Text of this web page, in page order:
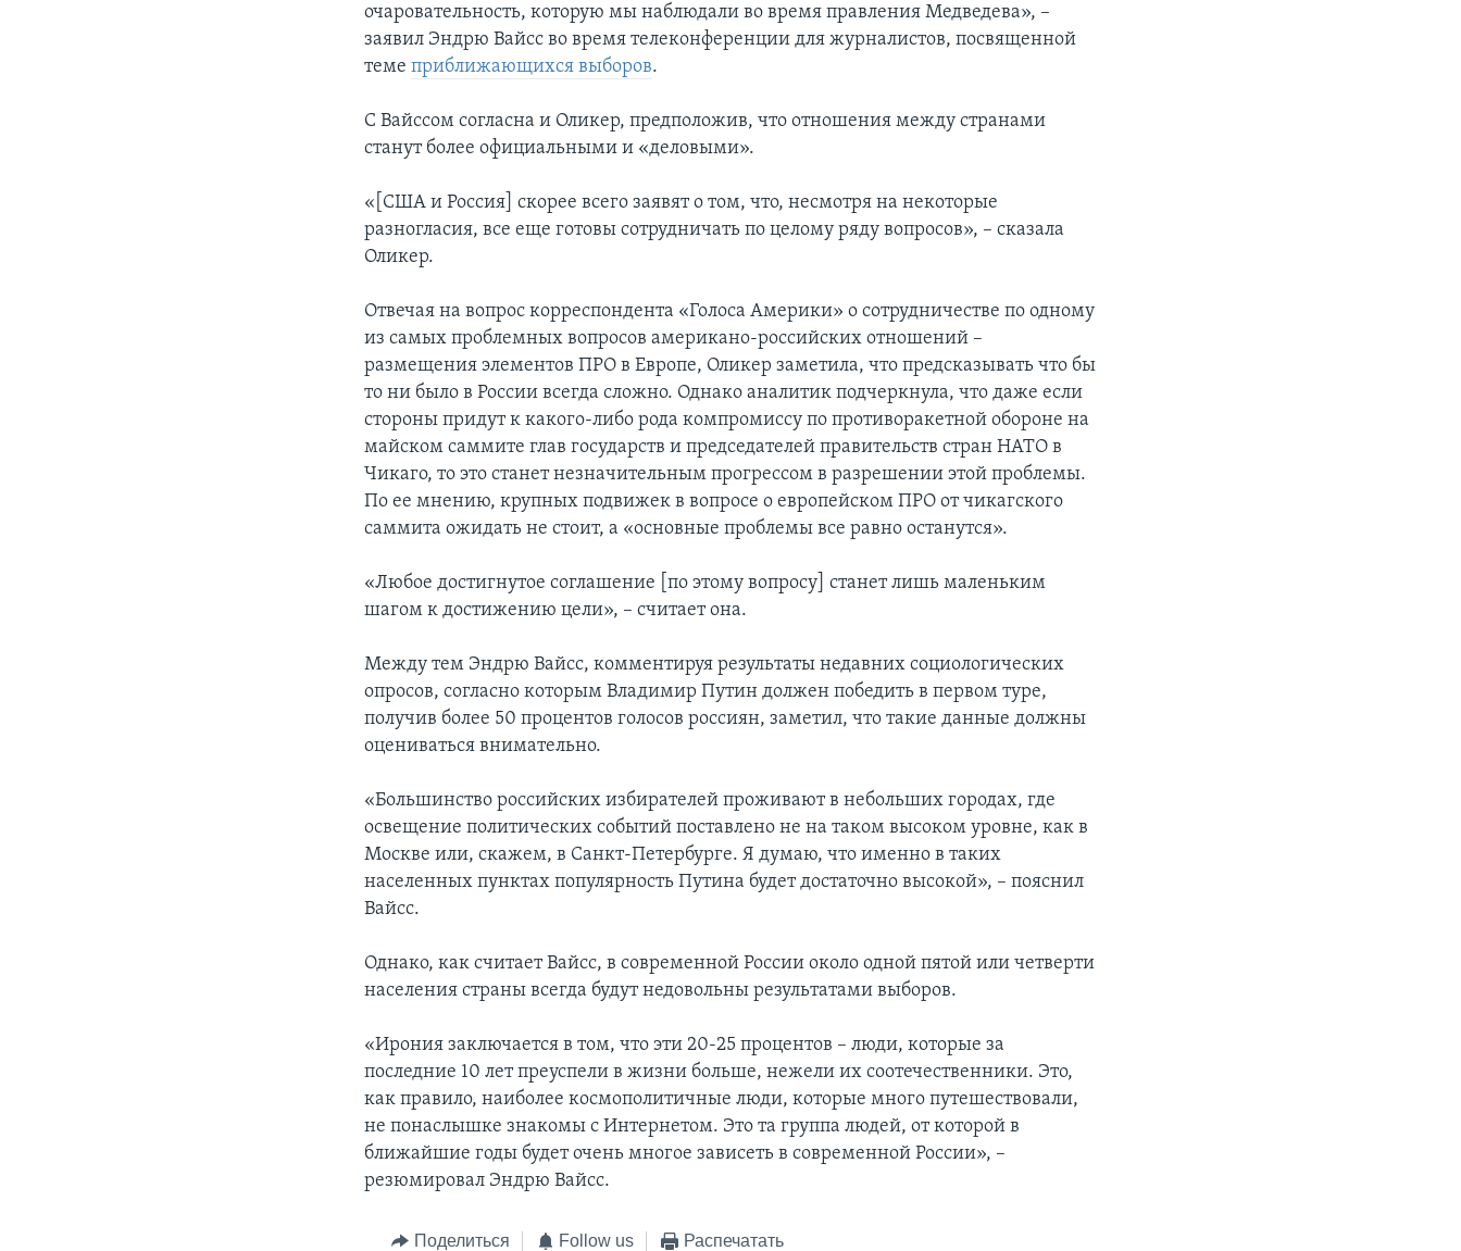
очаровательность, которую мы наблюдали во время правления Медведева», –
заявил Эндрю Вайсс во время телеконференции для журналистов, посвященной
темеприближающихся выборов.
С Вайссом согласна и Оликер, предположив, что отношения между странами
станут более официальными и «деловыми».
«[США и Россия] скорее всего заявят о том, что, несмотря на некоторые
разногласия, все еще готовы сотрудничать по целому ряду вопросов», – сказала
Оликер.
Отвечая на вопрос корреспондента «Голоса Америки» о сотрудничестве по одному
из самых проблемных вопросов американо-российских отношений –
размещения элементов ПРО в Европе, Оликер заметила, что предсказывать что бы
то ни было в России всегда сложно. Однако аналитик подчеркнула, что даже если
стороны придут к какого-либо рода компромиссу по противоракетной обороне на
майском саммите глав государств и председателей правительств стран НАТО в
Чикаго, то это станет незначительным прогрессом в разрешении этой проблемы.
По ее мнению, крупных подвижек в вопросе о европейском ПРО от чикагского
саммита ожидать не стоит, а «основные проблемы все равно останутся».
«Любое достигнутое соглашение [по этому вопросу] станет лишь маленьким
шагом к достижению цели», – считает она.
Между тем Эндрю Вайсс, комментируя результаты недавних социологических
опросов, согласно которым Владимир Путин должен победить в первом туре,
получив более 50 процентов голосов россиян, заметил, что такие данные должны
оцениваться внимательно.
«Большинство российских избирателей проживают в небольших городах, где
освещение политических событий поставлено не на таком высоком уровне, как в
Москве или, скажем, в Санкт-Петербурге. Я думаю, что именно в таких
населенных пунктах популярность Путина будет достаточно высокой», – пояснил
Вайсс.
Однако, как считает Вайсс, в современной России около одной пятой или четверти
населения страны всегда будут недовольны результатами выборов.
«Ирония заключается в том, что эти 20-25 процентов – люди, которые за
последние 10 лет преуспели в жизни больше, нежели их соотечественники. Это,
как правило, наиболее космополитичные люди, которые много путешествовали,
не понаслышке знакомы с Интернетом. Это та группа людей, от которой в
ближайшие годы будет очень многое зависеть в современной России», –
резюмировал Эндрю Вайсс.
Поделиться Follow us Распечатать